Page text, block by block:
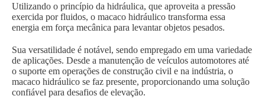
Utilizando o princípio da hidráulica, que aproveita a pressão
exercida por fluidos, o macaco hidráulico transforma essa
energia em força mecânica para levantar objetos pesados.
Sua versatilidade é notável, sendo empregado em uma variedade
de aplicações. Desde a manutenção de veículos automotores até
o suporte em operações de construção civil e na indústria, o
macaco hidráulico se faz presente, proporcionando uma solução
confiável para desafios de elevação.